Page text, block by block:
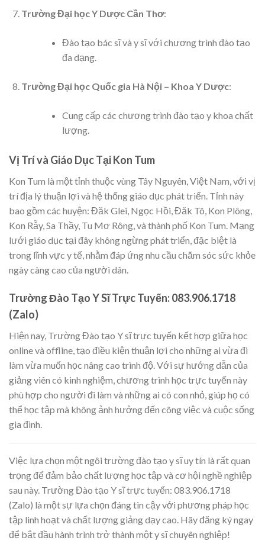
Trường Đại học Y Dược Cần Thơ:
Đào tạo bác sĩ và y sĩ với chương trình đào tạo
đa dạng.
Trường Đại học Quốc gia Hà Nội – Khoa Y Dược:
Cung cấp các chương trình đào tạo y khoa chất
lượng.
Vị Trí và Giáo Dục Tại Kon Tum
Kon Tum là một tỉnh thuộc vùng Tây Nguyên, Việt Nam, với vị
trí địa lý thuận lợi và hệ thống giáo dục phát triển. Tỉnh này
bao gồm các huyện: Đăk Glei, Ngọc Hồi, Đăk Tô, Kon Plông,
Kon Rẫy, Sa Thầy, Tu Mơ Rông, và thành phố Kon Tum. Mạng
lưới giáo dục tại đây không ngừng phát triển, đặc biệt là
trong lĩnh vực y tế, nhằm đáp ứng nhu cầu chăm sóc sức khỏe
ngày càng cao của người dân.
Trường Đào Tạo Y Sĩ Trực Tuyến: 083.906.1718
(Zalo)
Hiện nay, Trường Đào tạo Y sĩ trực tuyến kết hợp giữa học
online và offline, tạo điều kiện thuận lợi cho những ai vừa đi
làm vừa muốn học nâng cao trình độ. Với sự hướng dẫn của
giảng viên có kinh nghiệm, chương trình học trực tuyến này
phù hợp cho người đi làm và những ai có con nhỏ, giúp họ có
thể học tập mà không ảnh hưởng đến công việc và cuộc sống
gia đình.
Việc lựa chọn một ngôi trường đào tạo y sĩ uy tín là rất quan
trọng để đảm bảo chất lượng học tập và cơ hội nghề nghiệp
sau này. Trường Đào tạo Y sĩ trực tuyến: 083.906.1718
(Zalo) là một sự lựa chọn đáng tin cậy với phương pháp học
tập linh hoạt và chất lượng giảng dạy cao. Hãy đăng ký ngay
để bắt đầu hành trình trở thành một y sĩ chuyên nghiệp!